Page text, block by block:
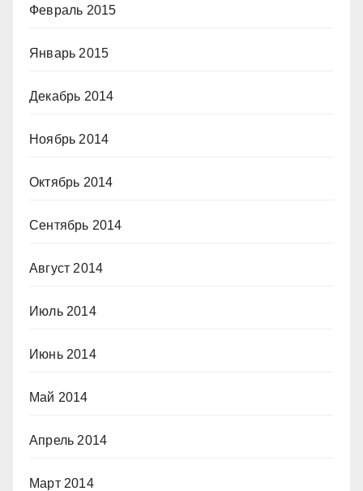
Февраль 2015
Январь 2015
Декабрь 2014
Ноябрь 2014
Октябрь 2014
Сентябрь 2014
Август 2014
Июль 2014
Июнь 2014
Май 2014
Апрель 2014
Март 2014